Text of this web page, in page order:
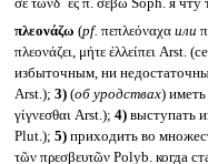
πλεονάζω (pf. πεπλεόναχα или
πλεονάζει, μήτε ἐλλείπει Arst.
избыточным, ни
Arst.); 3)(об уродствах)
γίγνεσθαι Arst.); 4)выступать
Plut.); 5)приходить во
τῶν πρεσβευτῶν Polyb. когда